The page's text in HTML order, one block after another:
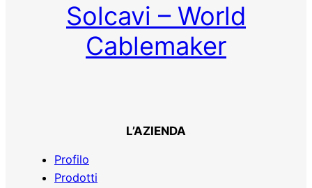
Solcavi – World
Cablemaker
L’AZIENDA
Profilo
Prodotti